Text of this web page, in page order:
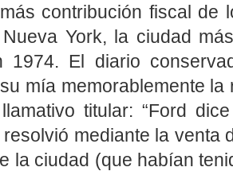
contribución fiscal de
York, la ciudad
1974. El diario
mía memorablemente
titular: “Ford
mediante la venta
la ciudad (que habían